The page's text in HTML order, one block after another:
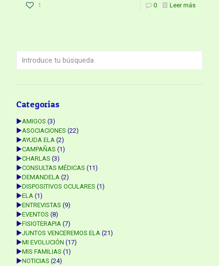
1 0 Leer más
Categorías
►AMIGOS (3)
►ASOCIACIONES (22)
►AYUDA ELA (2)
►CAMPAÑAS (1)
►CHARLAS (3)
►CONSULTAS MÉDICAS (11)
►DEMANDELA (2)
►DISPOSITIVOS OCULARES (1)
►ELA (1)
►ENTREVISTAS (9)
►EVENTOS (8)
►FISIOTERAPIA (7)
►JUNTOS VENCEREMOS ELA (21)
►MI EVOLUCIÓN (17)
►MIS FAMILIAS (1)
►NOTICIAS (24)